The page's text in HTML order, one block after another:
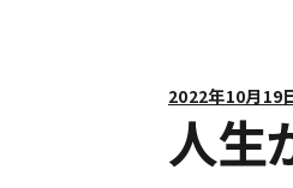
プ
2022年10月19
人生